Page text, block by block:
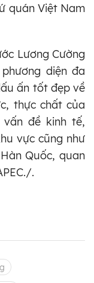
quán Việt Nam
Lương Cường
diện đa
ấn tốt đẹp về
thực chất của
đề kinh tế,
vực cũng như
Quốc, quan
.